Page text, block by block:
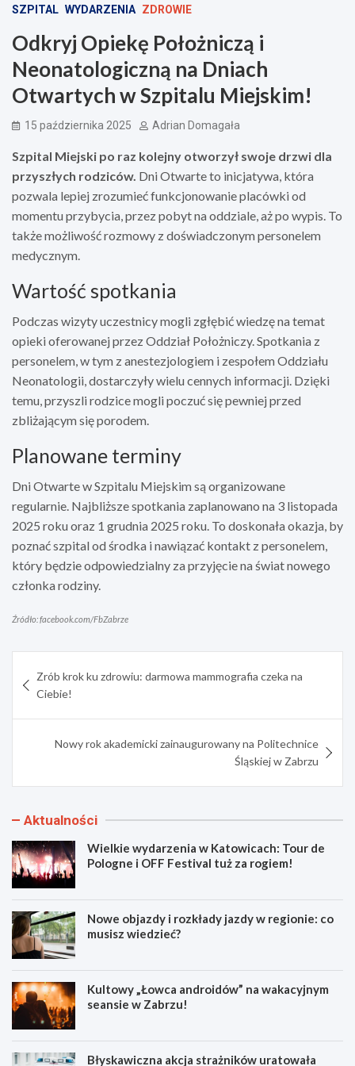
SZPITAL WYDARZENIA ZDROWIE
Odkryj Opiekę Położniczą i
Neonatologiczną na Dniach
Otwartych w Szpitalu Miejskim!
15 października 2025 Adrian Domagała
Szpital Miejski po raz kolejny otworzył swoje drzwi dla
przyszłych rodziców. Dni Otwarte to inicjatywa, która
pozwala lepiej zrozumieć funkcjonowanie placówki od
momentu przybycia, przez pobyt na oddziale, aż po wypis. To
także możliwość rozmowy z doświadczonym personelem
medycznym.
Wartość spotkania
Podczas wizyty uczestnicy mogli zgłębić wiedzę na temat
opieki oferowanej przez Oddział Położniczy. Spotkania z
personelem, w tym z anestezjologiem i zespołem Oddziału
Neonatologii, dostarczyły wielu cennych informacji. Dzięki
temu, przyszli rodzice mogli poczuć się pewniej przed
zbliżającym się porodem.
Planowane terminy
Dni Otwarte w Szpitalu Miejskim są organizowane
regularnie. Najbliższe spotkania zaplanowano na 3 listopada
2025 roku oraz 1 grudnia 2025 roku. To doskonała okazja, by
poznać szpital od środka i nawiązać kontakt z personelem,
który będzie odpowiedzialny za przyjęcie na świat nowego
członka rodziny.
Źródło: facebook.com/FbZabrze
wpisu
Zrób krok ku zdrowiu: darmowa mammografia czeka na
Ciebie!
Nowy rok akademicki zainaugurowany na Politechnice
Śląskiej w Zabrzu
Aktualności
Wielkie wydarzenia w Katowicach: Tour de
Pologne i OFF Festival tuż za rogiem!
Nowe objazdy i rozkłady jazdy w regionie: co
musisz wiedzieć?
Kultowy „Łowca androidów” na wakacyjnym
seansie w Zabrzu!
Błyskawiczna akcja strażników uratowała